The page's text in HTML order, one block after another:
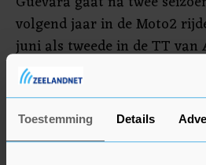
Toestemming Details
volgend jaar in de Moto2
juni als tweede in de TT van